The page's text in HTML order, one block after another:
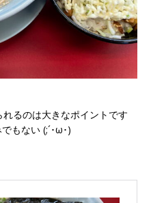
るのは大きなポイントです
もない (;´･ω･)